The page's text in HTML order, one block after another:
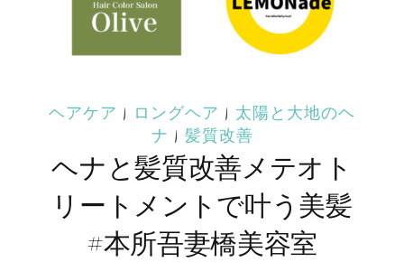
ヘアケア | ロングヘア | 太陽と大地のヘ
ナ | 髪質改善
ヘナと髪質改善メテオト
リートメントで叶う美髪
#本所吾妻橋美容室